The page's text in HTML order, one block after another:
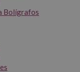
Bolígrafos